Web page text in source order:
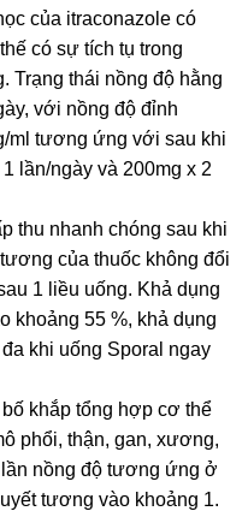
của itraconazole có
có sự tích tụ trong
Trạng thái nồng độ hằng
với nồng độ đỉnh
ml tương ứng với sau khi
lần/ngày và 200mg x 2
thu nhanh chóng sau khi
của thuốc không đổi
1 liều uống. Khả dụng
khoảng 55 %, khả dụng
khi uống Sporal ngay
khắp tổng hợp cơ thể
phổi, thận, gan, xương,
nồng độ tương ứng ở
tương vào khoảng 1.